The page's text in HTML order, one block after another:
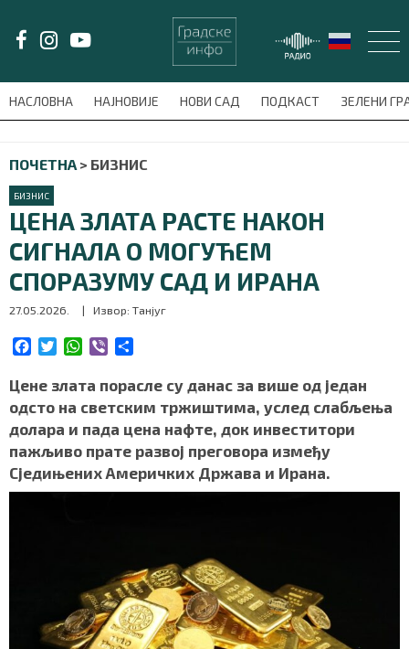
НАСЛОВНА НАЈНОВИЈЕ НОВИ САД ПОДКАСТ ЗЕЛЕНИ
meni'); $this_item = current( wp_filter_object_list(
ПОЧЕТНА > БИЗНИС
БИЗНИС
ЦЕНА ЗЛАТА РАСТЕ НАКОН
СИГНАЛА О МОГУЋЕМ
СПОРАЗУМУ САД И ИРАНА
27.05.2026. | Извор: Танјуг
c
e
b
o
o
k
i
t
t
e
r
W
a
t
s
A
p
p
b
e
r
a
r
e
Цене злата порасле су данас за више од један
одсто на светским тржиштима, услед слабљења
долара и пада цена нафте, док инвеститори
пажљиво прате развој преговора између
Сједињених Америчких Држава и Ирана.
LAT/ЋИР
НАСЛОВНА
НАЈНОВИЈЕ
НОВИ САД
ПОДКАСТ
ЗЕЛЕНИ ГРАД
ВИДЕО
СПЕЦИЈАЛИ
БЛОГ
ЖИВОТ И СТИЛ
СПОРТ